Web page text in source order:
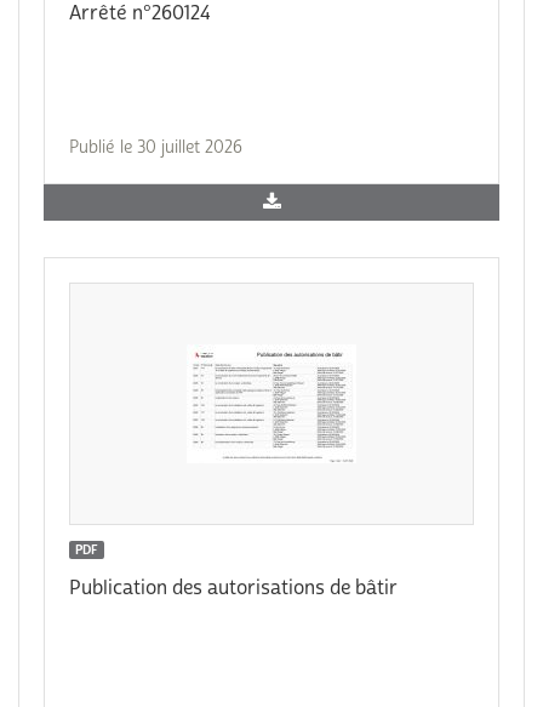
Arrêté n°260124
Publié le 30 juillet 2026
PDF
Publication des autorisations de bâtir